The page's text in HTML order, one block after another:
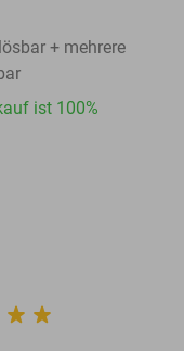
+ mehrere
ist 100%